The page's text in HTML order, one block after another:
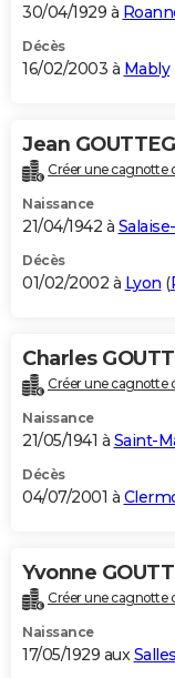
30/04/1929 à
Décès
16/02/2003 à Mably
Jean
Créer une cagnotte
Naissance
21/04/1942 à
Décès
01/02/2002 à Lyon (
Charles
Créer une cagnotte
Naissance
21/05/1941 à Saint-
Décès
04/07/2001 à
Yvonne
Créer une cagnotte
Naissance
17/05/1929 auxSalles